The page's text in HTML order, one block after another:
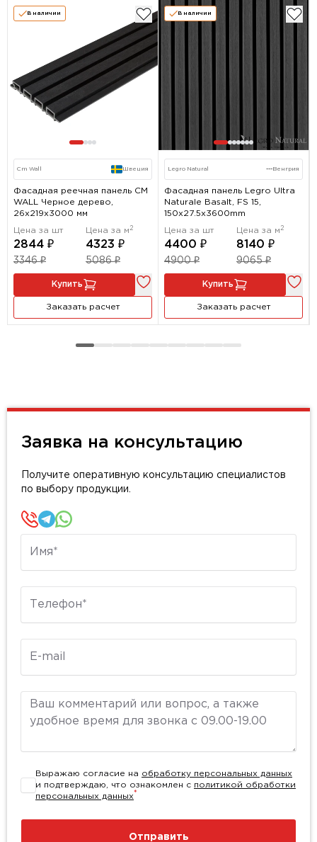
В наличии
Cm Wall Швеция
Фасадная реечная панель CM
WALL Черное дерево,
26х219х3000 мм
Цена за шт
2844 ₽
3346 ₽
Цена за м 2
4323 ₽
5086 ₽
Купить
Заказать расчет
В наличии
Legro Natural --- Венгрия
Фасадная панель Legro Ultra
Naturale Basalt, FS 15,
150х27.5х3600mm
Цена за шт
4400 ₽
4900 ₽
Цена за м 2
8140 ₽
9065 ₽
Купить
Заказать расчет
Заявка на консультацию
Получите оперативную консультацию специалистов
по выбору продукции.
Комментарий
Выражаю согласие на обработку персональных данных
и подтверждаю, что ознакомлен с политикой обработки
персональных данных*
Отправить